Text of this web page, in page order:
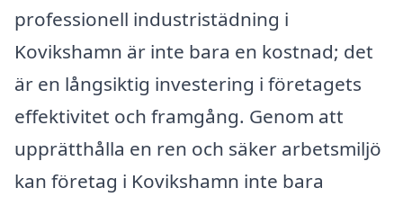
professionell industristädning i
Kovikshamn är inte bara en kostnad; det
är en långsiktig investering i företagets
effektivitet och framgång. Genom att
upprätthålla en ren och säker arbetsmiljö
kan företag i Kovikshamn inte bara